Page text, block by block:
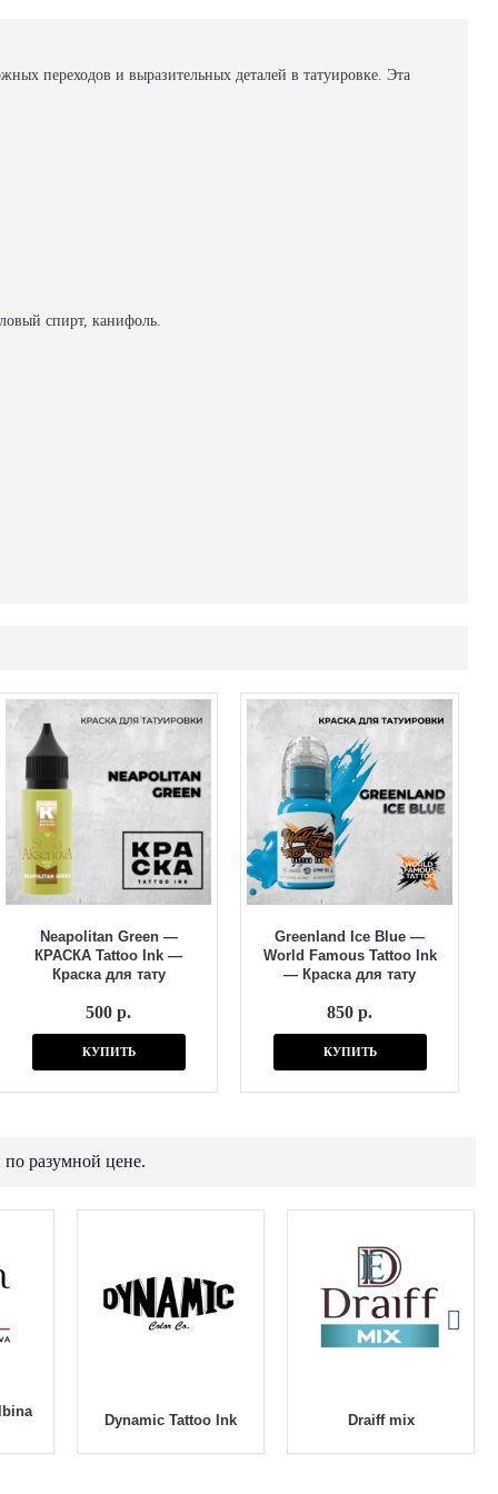
переходов и выразительных деталей в татуировке. Эта
спирт, канифоль.
Neapolitan Green —
КРАСКА Tattoo Ink —
Краска для тату
500 р.
КУПИТЬ
Greenland Ice Blue —
World Famous Tattoo Ink
— Краска для тату
850 р.
КУПИТЬ
по разумной цене.
Dynamic Tattoo Ink Draiff mix